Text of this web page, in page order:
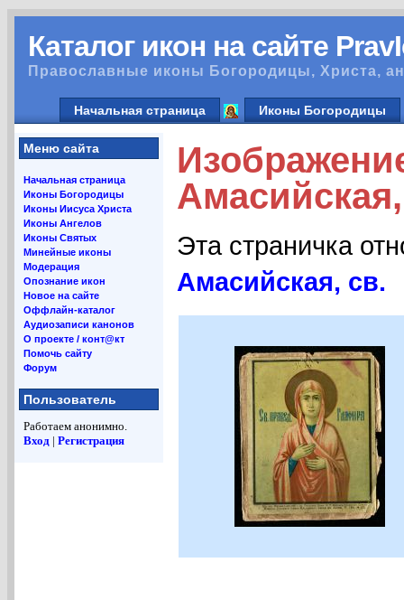
Каталог икон на сайте
Православные иконы Богородицы, Христа,
Начальная страница Иконы Богородицы
Меню сайта
Начальная страница
Иконы Богородицы
Иконы Иисуса Христа
Иконы Ангелов
Иконы Святых
Минейные иконы
Модерация
Опознание икон
Новое на сайте
Оффлайн-каталог
Аудиозаписи канонов
О проекте / конт@кт
Помочь сайту
Форум
Пользователь
Работаем анонимно.
Вход | Регистрация
Эта страничка
Амасийская, св.